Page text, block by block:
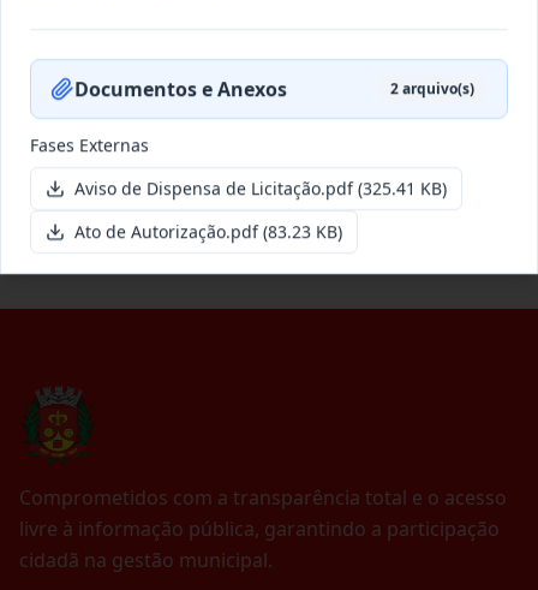
Situação: Publicada Data:27/05/2026 Ver detalhes
Itens por página: 10 Exibindo1–10de251 registros
Anterior
1 2 … 26 Próximo
Comprometidos com a transparência total e o acesso
livre à informação pública, garantindo a participação
cidadã na gestão municipal.
Documentos e Anexos 2arquivo(s)
Fases Externas
Aviso de Dispensa de Licitação.pdf(325.41 KB)
Ato de Autorização.pdf(83.23 KB)